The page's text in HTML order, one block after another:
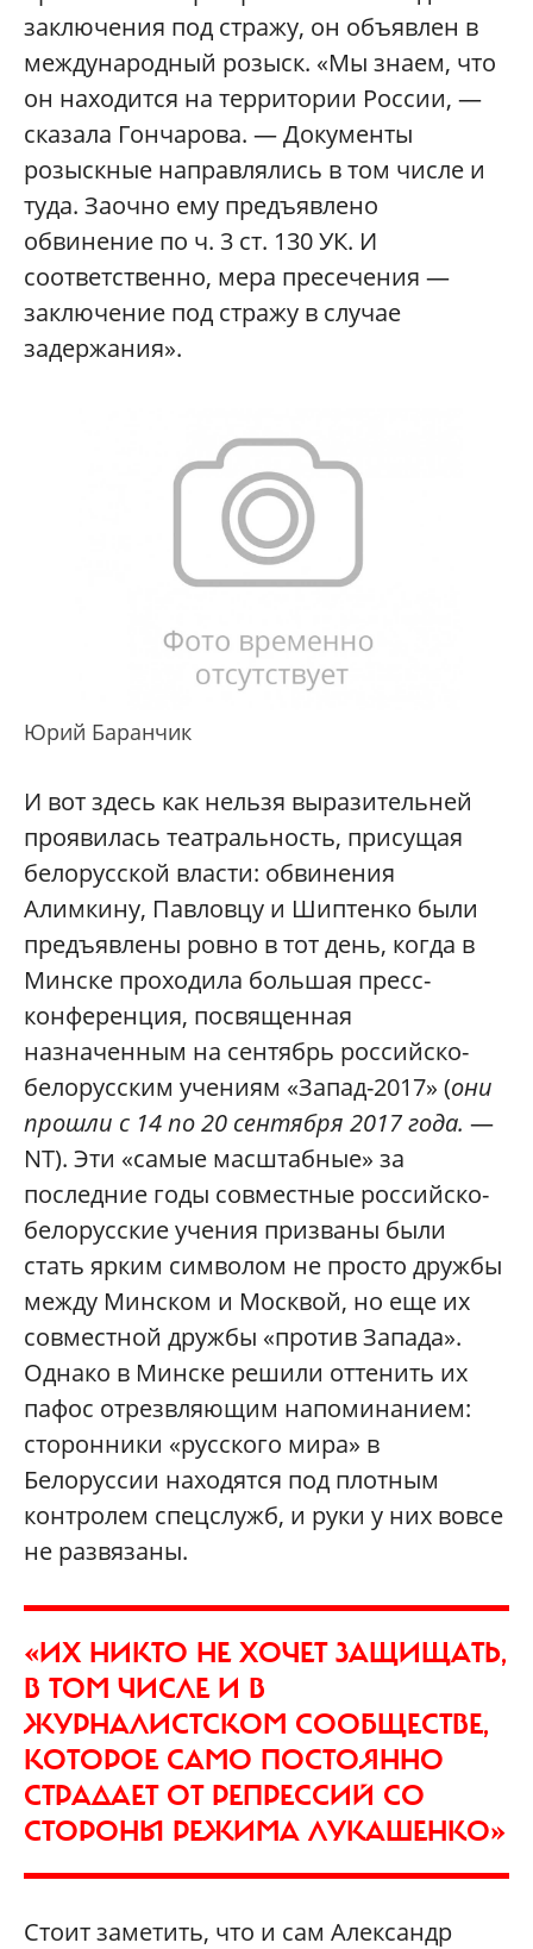
заключения под стражу, он объявлен в
международный розыск. «Мы знаем, что
он находится на территории России, —
сказала Гончарова. — Документы
розыскные направлялись в том числе и
туда. Заочно ему предъявлено
обвинение по ч. 3 ст. 130 УК. И
соответственно, мера пресечения —
заключение под стражу в случае
задержания».
Юрий Баранчик
И вот здесь как нельзя выразительней
проявилась театральность, присущая
белорусской власти: обвинения
Алимкину, Павловцу и Шиптенко были
предъявлены ровно в тот день, когда в
Минске проходила большая пресс-
конференция, посвященная
назначенным на сентябрь российско-
белорусским учениям «Запад-2017» (они
прошли с 14 по 20 сентября 2017 года. —
NT). Эти «самые масштабные» за
последние годы совместные российско-
белорусские учения призваны были
стать ярким символом не просто дружбы
между Минском и Москвой, но еще их
совместной дружбы «против Запада».
Однако в Минске решили оттенить их
пафос отрезвляющим напоминанием:
сторонники «русского мира» в
Белоруссии находятся под плотным
контролем спецслужб, и руки у них вовсе
не развязаны.
«ИХ НИКТО НЕ ХОЧЕТ ЗАЩИЩАТЬ,
В ТОМ ЧИСЛЕ И В
ЖУРНАЛИСТСКОМ СООБЩЕСТВЕ,
КОТОРОЕ САМО ПОСТОЯННО
СТРАДАЕТ ОТ РЕПРЕССИЙ СО
СТОРОНЫ РЕЖИМА ЛУКАШЕНКО»
Стоит заметить, что и сам Александр